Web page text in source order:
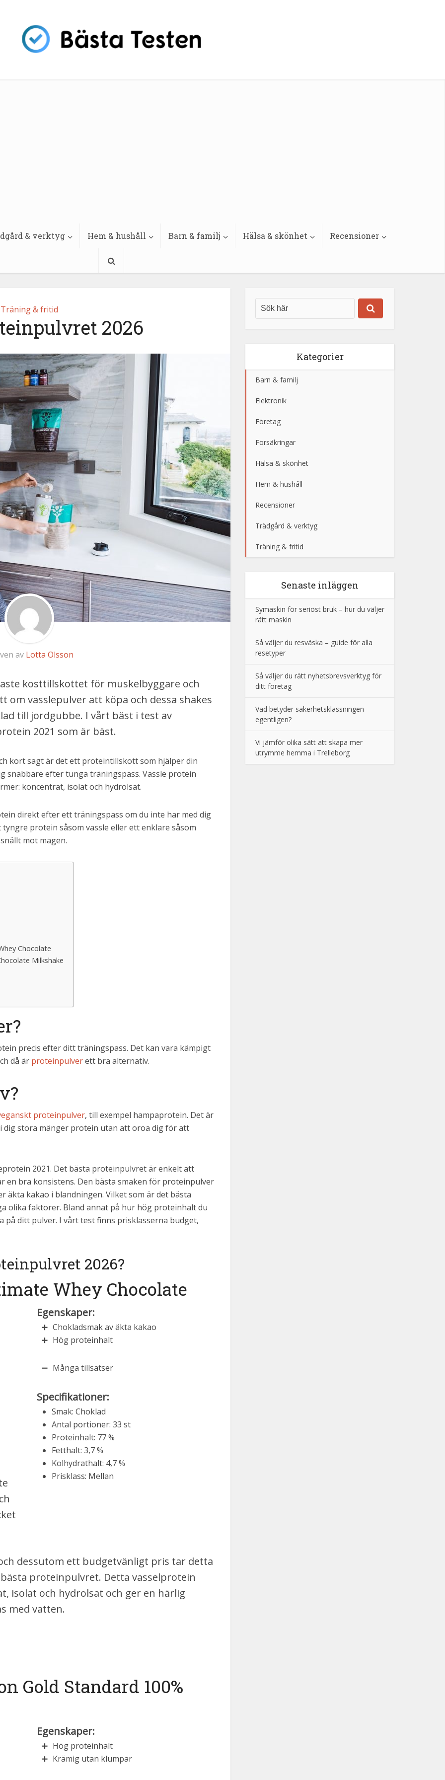
& verktyg Hem & hushåll Barn & familj Hälsa & skönhet Recensioner
Träning & fritid
2026
av Lotta Olsson
kosttillskottet för muskelbyggare och
vasslepulver att köpa och dessa shakes
till jordgubbe. I vårt bäst i test av
2021 som är bäst.
kort sagt är det ett proteintillskott som hjälper din
snabbare efter tunga träningspass. Vassle protein
koncentrat, isolat och hydrolsat.
direkt efter ett träningspass om du inte har med dig
protein såsom vassle eller ett enklare såsom
mot magen.
Chocolate
Milkshake
precis efter ditt träningspass. Det kan vara kämpigt
då är proteinpulverett bra alternativ.
proteinpulver, till exempel hampaprotein. Det är
dig stora mänger protein utan att oroa dig för att
2021. Det bästa proteinpulvret är enkelt att
en bra konsistens. Den bästa smaken för proteinpulver
äkta kakao i blandningen. Vilket som är det bästa
olika faktorer. Bland annat på hur hög proteinhalt du
på ditt pulver. I vårt test finns prisklasserna budget,
2026?
Whey Chocolate
Egenskaper:
Chokladsmak av äkta kakao
Hög proteinhalt
Många tillsatser
Specifikationer:
Smak: Choklad
Antal portioner: 33 st
Proteinhalt: 77 %
Fetthalt: 3,7 %
Kolhydrathalt: 4,7 %
Prisklass: Mellan
dessutom ett budgetvänligt pris tar detta
proteinpulvret. Detta vasselprotein
isolat och hydrolsat och ger en härlig
med vatten.
Gold Standard 100%
Egenskaper:
Hög proteinhalt
Krämig utan klumpar
Kategorier
Barn & familj
Elektronik
Företag
Försäkringar
Hälsa & skönhet
Hem & hushåll
Recensioner
Trädgård & verktyg
Träning & fritid
Senaste inläggen
Symaskin för seriöst bruk – hur du väljer
rätt maskin
Så väljer du resväska – guide för alla
resetyper
Så väljer du rätt nyhetsbrevsverktyg för
ditt företag
Vad betyder säkerhetsklassningen
egentligen?
Vi jämför olika sätt att skapa mer
utrymme hemma i Trelleborg